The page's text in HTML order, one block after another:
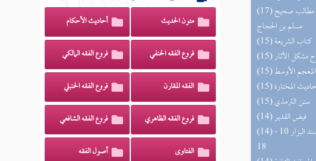
(17) السراج الوهاج من كشف مطالب صحيح
مسلم بن الحجاج
(15) كتاب الشريعة
مشكل الآثار
(15) المعجم الأوسط
المختارة
(15) سنن الترمذي
(14) فيض القدير
(14) البحر الزخار المعروف بمسند البزار 10 -
18
متون الحديث أحاديث الأحكام
فروع الفقه الحنفي فروع الفقه المالكي
الفقه المقارن فروع الفقه الحنبلي
فروع الفقه الظاهري فروع الفقه الشافعي
الفتاوى أصول الفقه